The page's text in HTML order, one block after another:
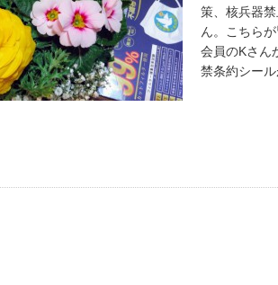
策、核兵器
ん。こちら
会員のKさん
禁条約シー